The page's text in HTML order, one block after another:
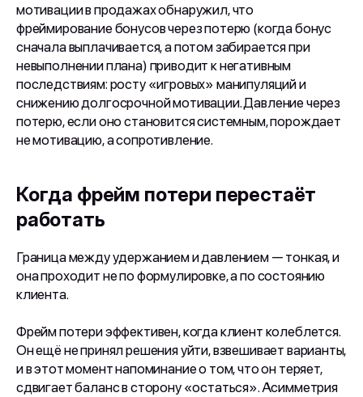
мотивации в продажах обнаружил, что
фреймирование бонусов через потерю (когда бонус
сначала выплачивается, а потом забирается при
невыполнении плана) приводит к негативным
последствиям: росту «игровых» манипуляций и
снижению долгосрочной мотивации. Давление через
потерю, если оно становится системным, порождает
не мотивацию, а сопротивление.
Когда фрейм потери перестаёт
работать
Граница между удержанием и давлением — тонкая, и
она проходит не по формулировке, а по состоянию
клиента.
Фрейм потери эффективен, когда клиент колеблется.
Он ещё не принял решения уйти, взвешивает варианты,
и в этот момент напоминание о том, что он теряет,
сдвигает баланс в сторону «остаться». Асимметрия